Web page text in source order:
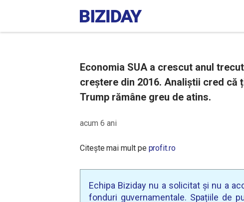
Economia SUA a crescut anul
creștere din 2016. Analiștii cred că
Trump rămâne greu de atins.
acum 6 ani
Citește mai mult pe profit.ro
Echipa Biziday nu a solicitat și nu a
fonduri guvernamentale. Spațiile de